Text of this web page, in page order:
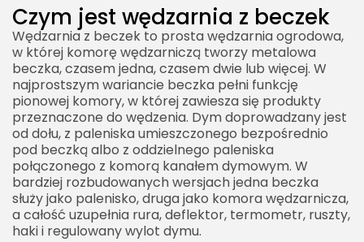
Czym jest wędzarnia z beczek
Wędzarnia z beczek to prosta wędzarnia ogrodowa,
w której komorę wędzarniczą tworzy metalowa
beczka, czasem jedna, czasem dwie lub więcej. W
najprostszym wariancie beczka pełni funkcję
pionowej komory, w której zawiesza się produkty
przeznaczone do wędzenia. Dym doprowadzany jest
od dołu, z paleniska umieszczonego bezpośrednio
pod beczką albo z oddzielnego paleniska
połączonego z komorą kanałem dymowym. W
bardziej rozbudowanych wersjach jedna beczka
służy jako palenisko, druga jako komora wędzarnicza,
a całość uzupełnia rura, deflektor, termometr, ruszty,
haki i regulowany wylot dymu.